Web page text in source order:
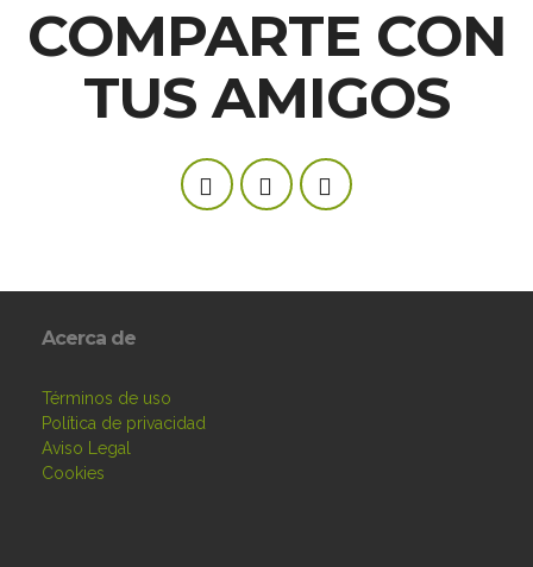
COMPARTE CON
TUS AMIGOS
Acerca de
Términos de uso
Política de privacidad
Aviso Legal
Cookies